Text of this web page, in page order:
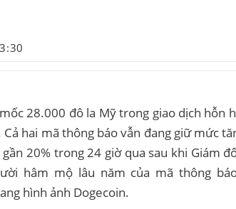
28.000 đô la Mỹ trong giao dịch hỗn
hai mã thông báo vẫn đang giữ mức
20% trong 24 giờ qua sau khi Giám
hâm mộ lâu năm của mã thông
hình ảnh Dogecoin.